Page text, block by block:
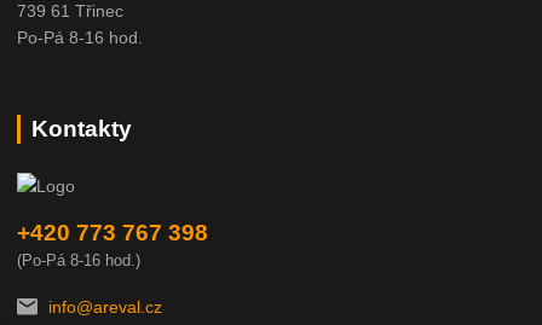
739 61 Třinec
Po-Pá 8-16 hod.
Kontakty
+420 773 767 398
(Po-Pá 8-16 hod.)
info@areval.cz